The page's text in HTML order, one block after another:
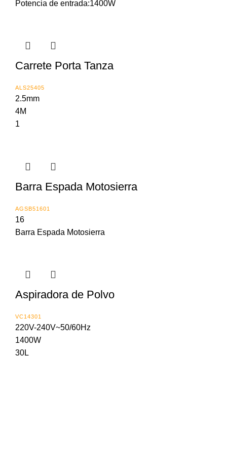
Potencia de entrada:1400W
Carrete Porta Tanza
ALS25405
2.5mm
4M
1
Barra Espada Motosierra
AGSB51601
16
Barra Espada Motosierra
Aspiradora de Polvo
VC14301
220V-240V~50/60Hz
1400W
30L